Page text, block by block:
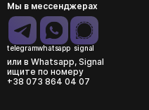
Мы в мессенджерах
telegramwhatsapp signal
или в Whatsapp, Signal
ищите по номеру
+38 073 864 04 07